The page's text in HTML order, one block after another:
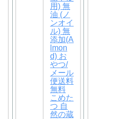
用) 無
油 (ノ
ンオイ
ル) 無
添加(A
lmon
d) お
やつ/
メール
便送料
無料
こめた
つ 自
然の蔵